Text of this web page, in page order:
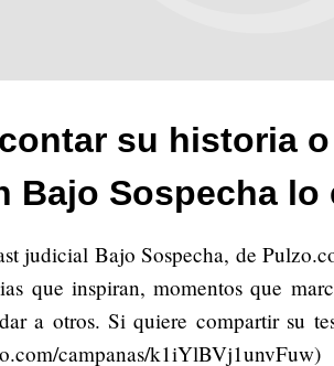
su historia
Bajo Sospecha lo
judicial Bajo Sospecha, de
que inspiran, momentos que
a otros. Si quiere compartir su
campanas/k1iYlBVj1unvFuw)